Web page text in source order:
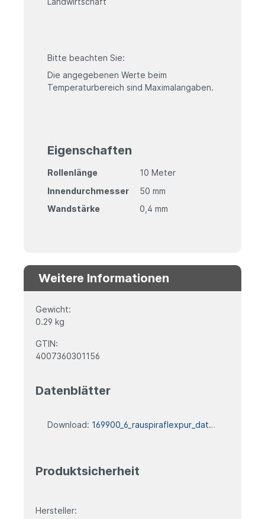
Bitte beachten Sie:
Die angegebenen Werte beim
Temperaturbereich sind Maximalangaben.
Eigenschaften
Rollenlänge
10 Meter
Innendurchmesser
50 mm
Wandstärke
0,4 mm
Weitere Informationen
Gewicht:
0.29 kg
GTIN:
4007360301156
Datenblätter
Download: 169900_6_rauspiraflexpur_datenblatt
Produktsicherheit
Hersteller: